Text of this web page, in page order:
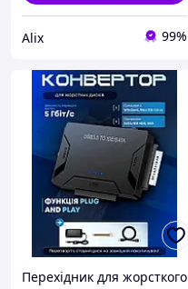
Alix 99%
Перехідник для жорсткого